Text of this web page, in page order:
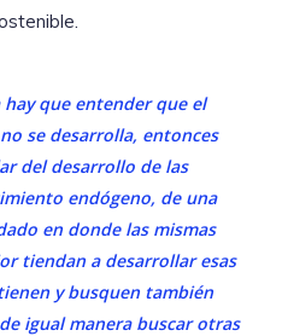
que entender que el
se desarrolla, entonces
del desarrollo de las
endógeno, de una
en donde las mismas
tiendan a desarrollar esas
y busquen también
igual manera buscar otras